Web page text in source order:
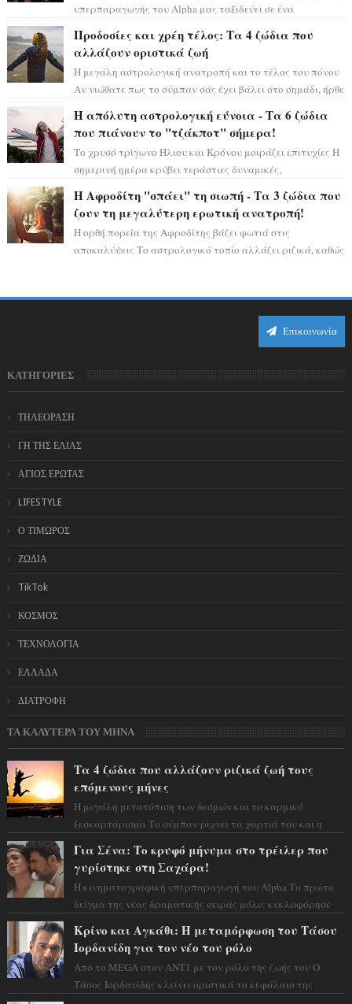
υπερπαραγωγής του Alpha μας ταξιδεύει σε ένα
Προδοσίες και χρέη τέλος: Τα 4 ζώδια που
αλλάζουν οριστικά ζωή
Η μεγάλη αστρολογική ανατροπή και το τέλος του πόνου
Αν νιώθατε πως το σύμπαν σάς έχει βάλει στο σημάδι, ήρθε
Η απόλυτη αστρολογική εύνοια - Τα 6 ζώδια
που πιάνουν το "τζάκποτ" σήμερα!
Το χρυσό τρίγωνο Ήλιου και Κρόνου μοιράζει επιτυχίες Η
σημερινή ημέρα κρύβει τεράστιες δυναμικές,
Η Αφροδίτη "σπάει" τη σιωπή - Τα 3 ζώδια που
ζουν τη μεγαλύτερη ερωτική ανατροπή!
Η ορθή πορεία της Αφροδίτης βάζει φωτιά στις
αποκαλύψεις Το αστρολογικό τοπίο αλλάζει ριζικά, καθώς
Επικοινωνία
ΚΑΤΗΓΟΡΙΕΣ
ΤΗΛΕΟΡΑΣΗ
ΓΗ ΤΗΣ ΕΛΙΑΣ
ΑΓΙΟΣ ΕΡΩΤΑΣ
LIFESTYLE
Ο ΤΙΜΩΡΟΣ
ΖΩΔΙΑ
TikTok
ΚΟΣΜΟΣ
ΤΕΧΝΟΛΟΓΙΑ
ΕΛΛΑΔΑ
ΔΙΑΤΡΟΦΗ
ΤΑ ΚΑΛΥΤΕΡΑ ΤΟΥ ΜΗΝΑ
Τα 4 ζώδια που αλλάζουν ριζικά ζωή τους
επόμενους μήνες
Η μεγάλη μετατόπιση των δεσμών και το καρμικό
ξεσκαρτάρισμα Το σύμπαν ρίχνει τα χαρτιά του και η
Για Σένα: Το κρυφό μήνυμα στο τρέιλερ που
γυρίστηκε στη Σαχάρα!
Η κινηματογραφική υπερπαραγωγή του Alpha Το πρώτο
δείγμα της νέας δραματικής σειράς μόλις κυκλοφόρησε
Κρίνο και Αγκάθι: Η μεταμόρφωση του Τάσου
Ιορδανίδη για τον νέο του ρόλο
Από το MEGA στον ΑΝΤ1 με τον ρόλο της ζωής του Ο
Τάσος Ιορδανίδης κλείνει οριστικά το κεφάλαιο της